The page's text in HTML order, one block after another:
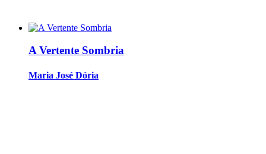
A Vertente Sombria
Maria José Dória